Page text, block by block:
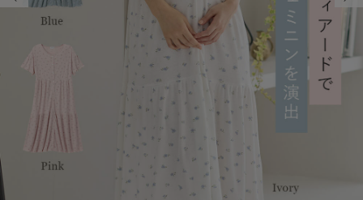
骨盤・マタニティベルト （妊娠中・産後）
【アウトレット】ベビー
接触冷感素材
親子セット
快適機能ウェア特集 トップス
快適機能ウェア特集 ボトムス
インナー
雑貨
ベビー
MAX55%OFF ブラック
王道シンプル派
セットアップ派
カジュアル
フォーマル / オケー
あったかアイテム｜
男の子におススメの
定番ギフト
もらって嬉しいギフト
かわいくておもしろ
長く使えるアイテム
カップ付きインナー
あったか度◎
裏起毛素材